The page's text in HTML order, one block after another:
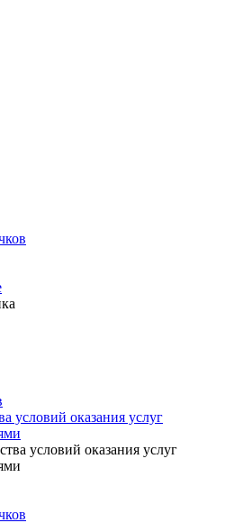
условий оказания услуг